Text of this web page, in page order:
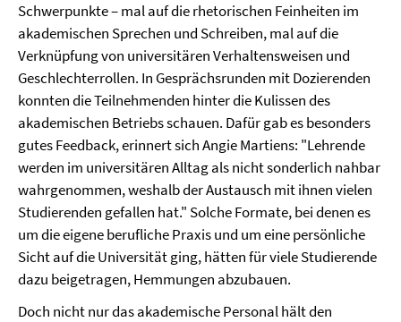
Schwerpunkte – mal auf die rhetorischen Feinheiten im
akademischen Sprechen und Schreiben, mal auf die
Verknüpfung von universitären Verhaltensweisen und
Geschlechterrollen. In Gesprächsrunden mit Dozierenden
konnten die Teilnehmenden hinter die Kulissen des
akademischen Betriebs schauen. Dafür gab es besonders
gutes Feedback, erinnert sich Angie Martiens: "Lehrende
werden im universitären Alltag als nicht sonderlich nahbar
wahrgenommen, weshalb der Austausch mit ihnen vielen
Studierenden gefallen hat." Solche Formate, bei denen es
um die eigene berufliche Praxis und um eine persönliche
Sicht auf die Universität ging, hätten für viele Studierende
dazu beigetragen, Hemmungen abzubauen.
Doch nicht nur das akademische Personal hält den